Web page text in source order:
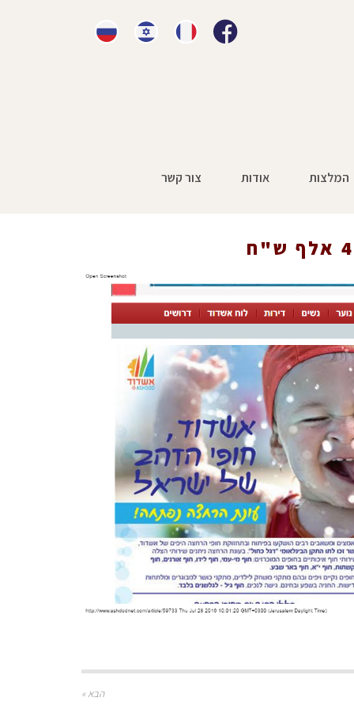
המלצות אודות צור קשר
הבא »